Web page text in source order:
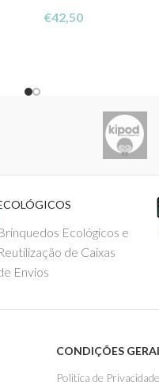
€42,50
Ecológicos e
de Caixas
Envios
CONDIÇÕES
Politica de Privacidade